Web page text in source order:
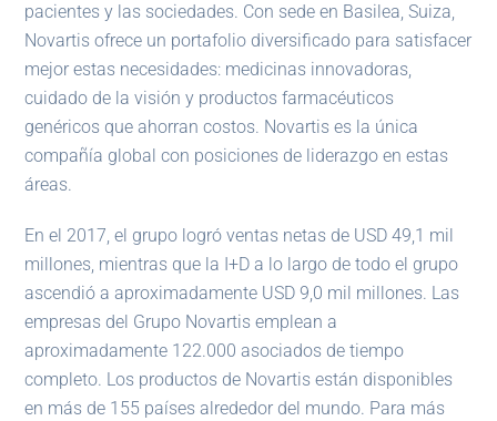
pacientes y las sociedades. Con sede en Basilea, Suiza,
Novartis ofrece un portafolio diversificado para satisfacer
mejor estas necesidades: medicinas innovadoras,
cuidado de la visión y productos farmacéuticos
genéricos que ahorran costos. Novartis es la única
compañía global con posiciones de liderazgo en estas
áreas.
En el 2017, el grupo logró ventas netas de USD 49,1 mil
millones, mientras que la I+D a lo largo de todo el grupo
ascendió a aproximadamente USD 9,0 mil millones. Las
empresas del Grupo Novartis emplean a
aproximadamente 122.000 asociados de tiempo
completo. Los productos de Novartis están disponibles
en más de 155 países alrededor del mundo. Para más